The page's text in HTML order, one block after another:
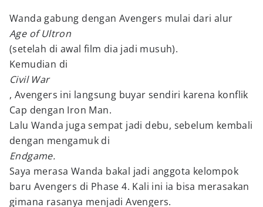
Wanda gabung dengan Avengers mulai dari alur
Age of Ultron
(setelah di awal film dia jadi musuh).
Kemudian di
Civil War
, Avengers ini langsung buyar sendiri karena konflik
Cap dengan Iron Man.
Lalu Wanda juga sempat jadi debu, sebelum kembali
dengan mengamuk di
Endgame.
Saya merasa Wanda bakal jadi anggota kelompok
baru Avengers di Phase 4. Kali ini ia bisa merasakan
gimana rasanya menjadi Avengers.